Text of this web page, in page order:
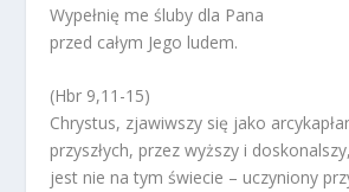
Wypełnię me śluby dla Pana
przed całym Jego ludem.
(Hbr 9,11-15)
Chrystus, zjawiwszy się jako
przyszłych, przez wyższy i
jest nie na tym świecie – uczyniony